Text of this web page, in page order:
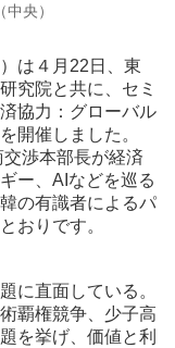
央）
は４月22日、東
究院と共に、セミ
協力：グローバル
開催しました。
渉本部長が経済
ー、AIなどを巡る
の有識者によるパ
おりです。
に直面している。
覇権競争、少子高
を挙げ、価値と利